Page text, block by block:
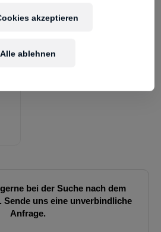
bei der Suche nach dem
Sende uns eine unverbindliche
Anfrage.
Alle ablehnen
akzeptieren